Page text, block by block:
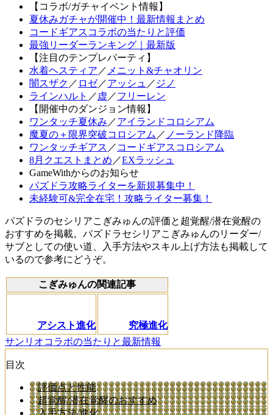
【コラボ/ガチャイベント情報】
夏休みガチャが開催中！最新情報まとめ
コードギアスコラボの当たりと評価
最強リーダーランキング｜最新版
【注目のテンプレパーティ】
水着ヘスティア ／ メニット&チャオリン
闇スザク ／ ロゼ／アッシュ ／ ジノ
ラインハルト ／ 虚 ／フリーレン
【開催中のダンジョン情報】
ワンタッチ夏休み ／アイランドコロシアム
魔夏の＋限界突破コロシアム ／ ノーランド降臨
ワンタッチギアス ／ コードギアスコロシアム
8月クエストまとめ ／EXラッシュ
GameWithからのお知らせ
パズドラ攻略ライターを新規募集中！
未経験可&完全在宅！攻略ライター募集！
パズドラのセシリアこぎみゅんの評価と超覚醒/潜在覚醒の
おすすめを掲載。パズドラセシリアこぎみゅんのリーダー/
サブとしての使い道、入手方法やスキル上げ方法も掲載して
いるので参考にどうぞ。
こぎみゅんの関連記事
アシスト進化
究極進化
サンリオコラボの当たりと最新情報
目次
評価点と性能
超覚醒/潜在覚醒のおすすめ
入手方法/進化